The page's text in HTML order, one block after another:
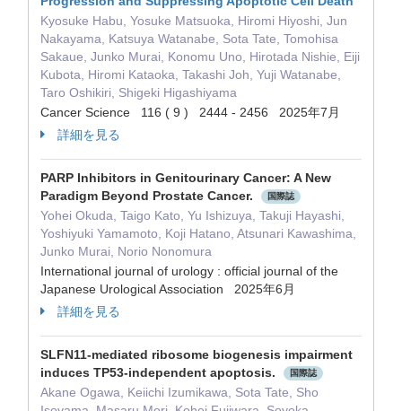
Kyosuke Habu, Yosuke Matsuoka, Hiromi Hiyoshi, Jun
Nakayama, Katsuya Watanabe, Sota Tate, Tomohisa
Sakaue, Junko Murai, Konomu Uno, Hirotada Nishie, Eiji
Kubota, Hiromi Kataoka, Takashi Joh, Yuji Watanabe,
Taro Oshikiri, Shigeki Higashiyama
Cancer Science 116 ( 9 ) 2444 - 2456 2025年7月
詳細を見る
PARP Inhibitors in Genitourinary Cancer: A New
Paradigm Beyond Prostate Cancer.
国際誌
Yohei Okuda, Taigo Kato, Yu Ishizuya, Takuji Hayashi,
Yoshiyuki Yamamoto, Koji Hatano, Atsunari Kawashima,
Junko Murai, Norio Nonomura
International journal of urology : official journal of the
Japanese Urological Association 2025年6月
詳細を見る
SLFN11-mediated ribosome biogenesis impairment
induces TP53-independent apoptosis.
国際誌
Akane Ogawa, Keiichi Izumikawa, Sota Tate, Sho